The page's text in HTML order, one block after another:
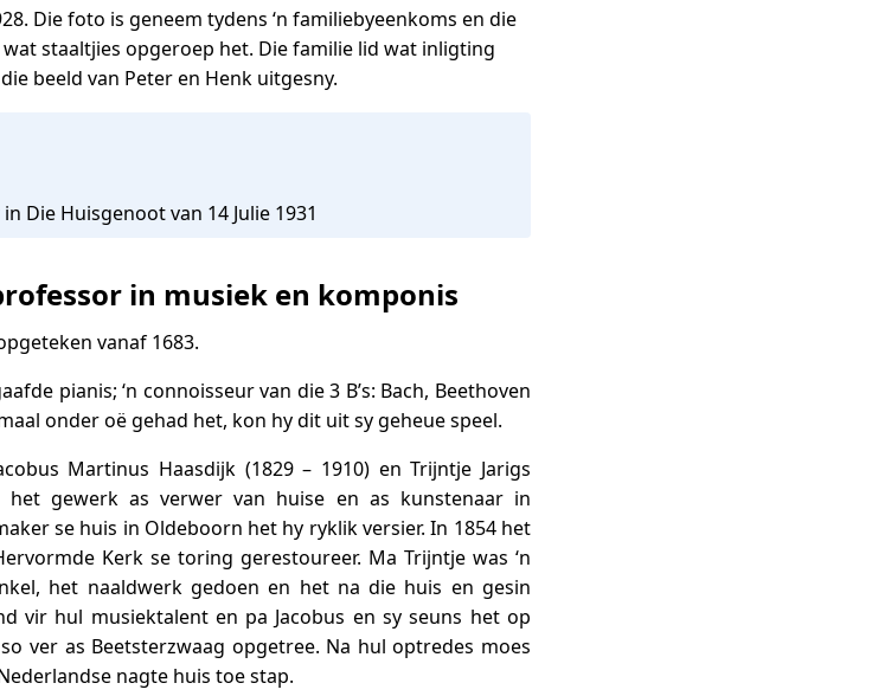
Die foto is geneem tydens ‘n familiebyeenkoms en die
staaltjies opgeroep het. Die familie lid wat inligting
beeld van Peter en Henk uitgesny.
Die Huisgenoot van 14 Julie 1931
in musiek en komponis
vanaf 1683.
pianis; ‘n connoisseur van die 3 B’s: Bach, Beethoven
onder oë gehad het, kon hy dit uit sy geheue speel.
Martinus Haasdijk (1829 – 1910) en Trijntje Jarigs
het gewerk as verwer van huise en as kunstenaar in
se huis in Oldeboorn het hy ryklik versier. In 1854 het
Kerk se toring gerestoureer. Ma Trijntje was ‘n
het naaldwerk gedoen en het na die huis en gesin
vir hul musiektalent en pa Jacobus en sy seuns het op
ver as Beetsterzwaag opgetree. Na hul optredes moes
nagte huis toe stap.